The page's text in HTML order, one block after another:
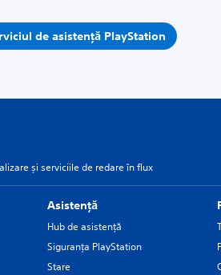
de asistență PlayStation
și serviciile de redare în flux
Asistență
Hub de asistență
Siguranţa PlayStation
Stare